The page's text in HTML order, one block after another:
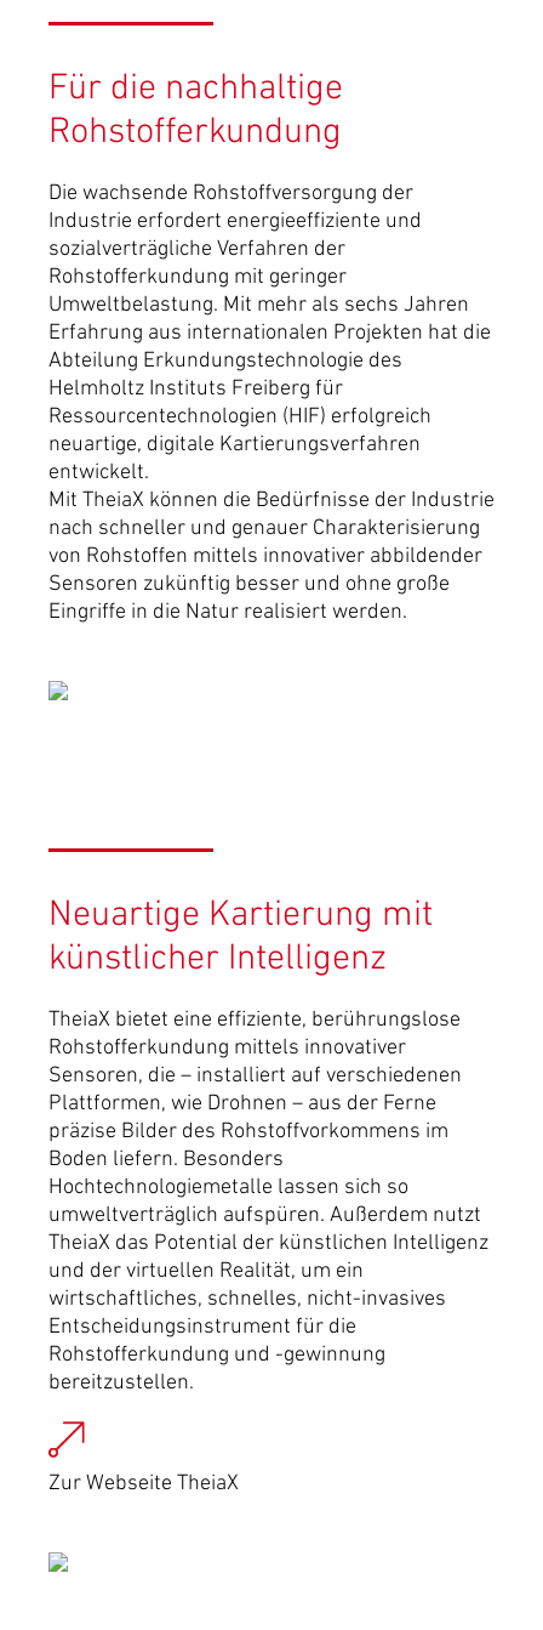
Für die nachhaltige
Rohstofferkundung
Die wachsende Rohstoffversorgung der
Industrie erfordert energieeffiziente und
sozialverträgliche Verfahren der
Rohstofferkundung mit geringer
Umweltbelastung. Mit mehr als sechs Jahren
Erfahrung aus internationalen Projekten hat die
Abteilung Erkundungstechnologie des
Helmholtz Instituts Freiberg für
Ressourcentechnologien (HIF) erfolgreich
neuartige, digitale Kartierungsverfahren
entwickelt.
Mit TheiaX können die Bedürfnisse der Industrie
nach schneller und genauer Charakterisierung
von Rohstoffen mittels innovativer abbildender
Sensoren zukünftig besser und ohne große
Eingriffe in die Natur realisiert werden.
Neuartige Kartierung mit
künstlicher Intelligenz
TheiaX bietet eine effiziente, berührungslose
Rohstofferkundung mittels innovativer
Sensoren, die – installiert auf verschiedenen
Plattformen, wie Drohnen – aus der Ferne
präzise Bilder des Rohstoffvorkommens im
Boden liefern. Besonders
Hochtechnologiemetalle lassen sich so
umweltverträglich aufspüren. Außerdem nutzt
TheiaX das Potential der künstlichen Intelligenz
und der virtuellen Realität, um ein
wirtschaftliches, schnelles, nicht-invasives
Entscheidungsinstrument für die
Rohstofferkundung und -gewinnung
bereitzustellen.
Zur Webseite TheiaX